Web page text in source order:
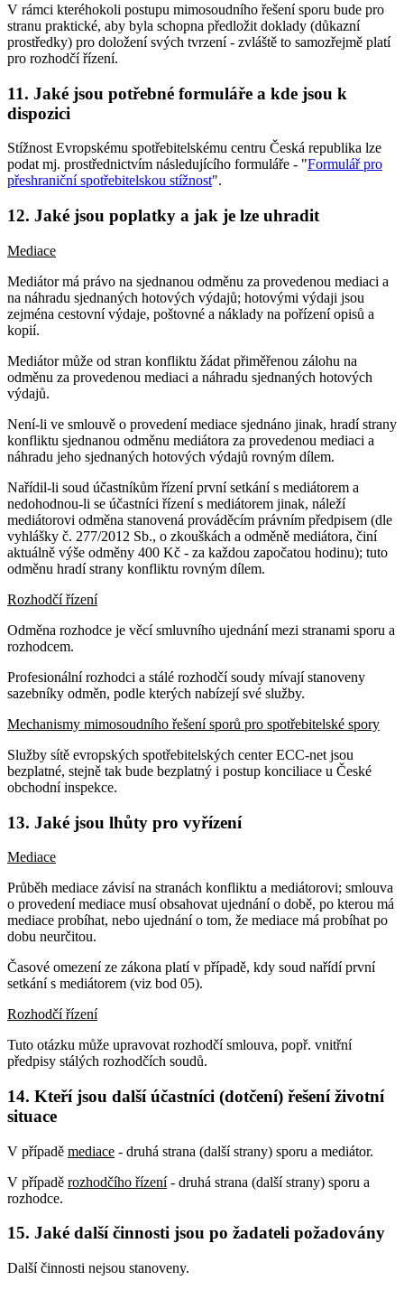
V rámci kteréhokoli postupu mimosoudního řešení sporu bude pro
stranu praktické, aby byla schopna předložit doklady (důkazní
prostředky) pro doložení svých tvrzení - zvláště to samozřejmě platí
pro rozhodčí řízení.
11. Jaké jsou potřebné formuláře a kde jsou k
dispozici
Stížnost Evropskému spotřebitelskému centru Česká republika lze
podat mj. prostřednictvím následujícího formuláře - "Formulář pro
přeshraniční spotřebitelskou stížnost".
12. Jaké jsou poplatky a jak je lze uhradit
Mediace
Mediátor má právo na sjednanou odměnu za provedenou mediaci a
na náhradu sjednaných hotových výdajů; hotovými výdaji jsou
zejména cestovní výdaje, poštovné a náklady na pořízení opisů a
kopií.
Mediátor může od stran konfliktu žádat přiměřenou zálohu na
odměnu za provedenou mediaci a náhradu sjednaných hotových
výdajů.
Není-li ve smlouvě o provedení mediace sjednáno jinak, hradí strany
konfliktu sjednanou odměnu mediátora za provedenou mediaci a
náhradu jeho sjednaných hotových výdajů rovným dílem.
Nařídil-li soud účastníkům řízení první setkání s mediátorem a
nedohodnou-li se účastníci řízení s mediátorem jinak, náleží
mediátorovi odměna stanovená prováděcím právním předpisem (dle
vyhlášky č. 277/2012 Sb., o zkouškách a odměně mediátora, činí
aktuálně výše odměny 400 Kč - za každou započatou hodinu); tuto
odměnu hradí strany konfliktu rovným dílem.
Rozhodčí řízení
Odměna rozhodce je věcí smluvního ujednání mezi stranami sporu a
rozhodcem.
Profesionální rozhodci a stálé rozhodčí soudy mívají stanoveny
sazebníky odměn, podle kterých nabízejí své služby.
Mechanismy mimosoudního řešení sporů pro spotřebitelské spory
Služby sítě evropských spotřebitelských center ECC-net jsou
bezplatné, stejně tak bude bezplatný i postup konciliace u České
obchodní inspekce.
13. Jaké jsou lhůty pro vyřízení
Mediace
Průběh mediace závisí na stranách konfliktu a mediátorovi; smlouva
o provedení mediace musí obsahovat ujednání o době, po kterou má
mediace probíhat, nebo ujednání o tom, že mediace má probíhat po
dobu neurčitou.
Časové omezení ze zákona platí v případě, kdy soud nařídí první
setkání s mediátorem (viz bod 05).
Rozhodčí řízení
Tuto otázku může upravovat rozhodčí smlouva, popř. vnitřní
předpisy stálých rozhodčích soudů.
14. Kteří jsou další účastníci (dotčení) řešení životní
situace
V případě mediace - druhá strana (další strany) sporu a mediátor.
V případě rozhodčího řízení- druhá strana (další strany) sporu a
rozhodce.
15. Jaké další činnosti jsou po žadateli požadovány
Další činnosti nejsou stanoveny.